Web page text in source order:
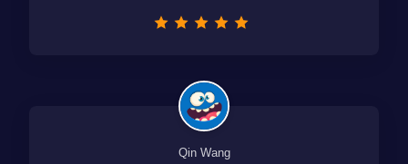
Qin Wang